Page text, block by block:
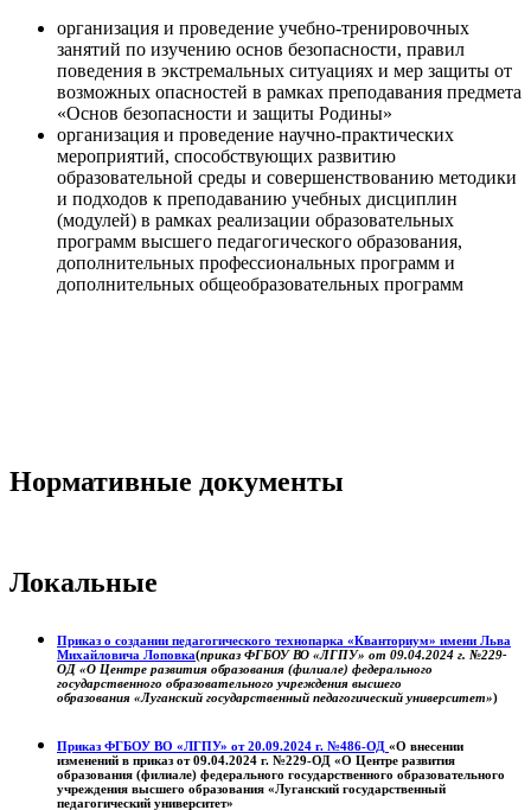
организация и проведение учебно-тренировочных
занятий по изучению основ безопасности, правил
поведения в экстремальных ситуациях и мер защиты от
возможных опасностей в рамках преподавания предмета
«Основ безопасности и защиты Родины»
организация и проведение научно-практических
мероприятий, способствующих развитию
образовательной среды и совершенствованию методики
и подходов к преподаванию учебных дисциплин
(модулей) в рамках реализации образовательных
программ высшего педагогического образования,
дополнительных профессиональных программ и
дополнительных общеобразовательных программ
Нормативные документы
Локальные
Приказ о создании педагогического технопарка «Кванториум» имени Льва
Михайловича Лоповка(приказ ФГБОУ ВО «ЛГПУ» от 09.04.2024 г. №229-
ОД «О Центре развития образования (филиале) федерального
государственного образовательного учреждения высшего
образования «Луганский государственный педагогический университет»)
Приказ ФГБОУ ВО «ЛГПУ» от 20.09.2024 г. №486-ОД «О внесении
изменений в приказ от 09.04.2024 г. №229-ОД «О Центре развития
образования (филиале) федерального государственного образовательного
учреждения высшего образования «Луганский государственный
педагогический университет»